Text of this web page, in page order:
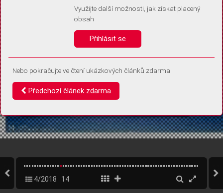
Vaše souhlasy a odmítnutí si ukládáme do vašeho zařízení, abychom se
vás už příště znovu neptali. Můžete je kdykoli později upravit ve Správě
4/2018 14
Využijte další možnosti, jak získat placený
obsah
Přihlásit se
Nebo pokračujte ve čtení ukázkových článků zdarma
Předchozí článek zdarma